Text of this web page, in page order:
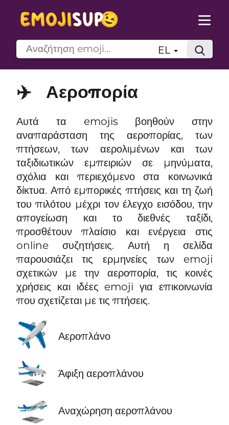
EL
✈️ Αεροπορία
Αυτά τα emojis βοηθούν στην
αναπαράσταση της αεροπορίας, των
πτήσεων, των αερολιμένων και των
ταξιδιωτικών εμπειριών σε μηνύματα,
σχόλια και περιεχόμενο στα κοινωνικά
δίκτυα. Από εμπορικές πτήσεις και τη ζωή
του πιλότου μέχρι τον έλεγχο εισόδου, την
απογείωση και το διεθνές ταξίδι,
προσθέτουν πλαίσιο και ενέργεια στις
online συζητήσεις. Αυτή η σελίδα
παρουσιάζει τις ερμηνείες των emoji
σχετικών με την αεροπορία, τις κοινές
χρήσεις και ιδέες emoji για επικοινωνία
που σχετίζεται με τις πτήσεις.
✈️ Αεροπλάνο
🛬 Άφιξη αεροπλάνου
🛫 Αναχώρηση αεροπλάνου